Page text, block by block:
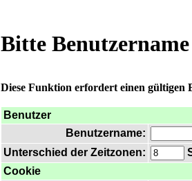
Bitte
Diese Funktion erfordert einen gültigen
Benutzer
Benutzername:
Unterschied der Zeitzonen:
Cookie